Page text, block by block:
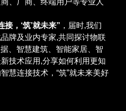
、厂商、终端用户等专业人
接，‘筑’就未来” ，届时,我们
牌及业内专家,共同探讨物联
、智慧建筑、智能家居、智
技术应用,分享如何利用更知
慧连接技术，“筑”就未来美好